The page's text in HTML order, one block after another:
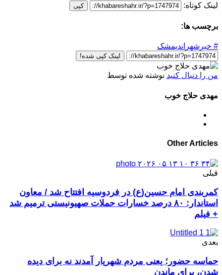
لینک کوتاه: کپی
برچسب ها:
# خبرشهر اندیمشک
لینک کپی شده!
من را دنبال کنید نوشته شده توسط
مهدی حلاج خوب
Other Articles
قبلی
کمربندی امام حسین(ع) در فردوسیه افتتاح شد / معاون
استاندار: ۸۰ درصد خسارات حملات صهیونیستی ترمیم شد
+ فیلم
بعدی
حماسه حضور؛ یعنی مردم شهریار آمدند نه برای دیده
شدن، برای ماندن